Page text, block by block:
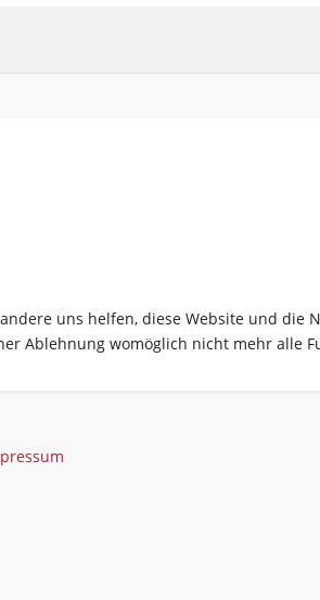
uns helfen, diese Website und die
Ablehnung womöglich nicht mehr alle